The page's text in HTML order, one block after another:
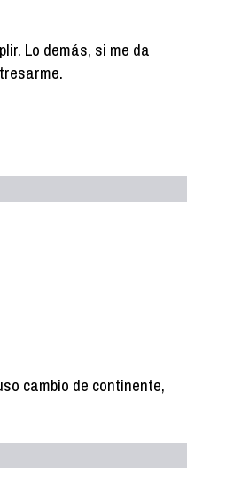
Lo demás, si me da
cambio de continente,